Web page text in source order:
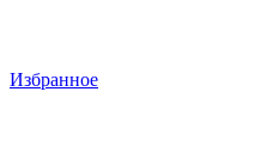
Избранное